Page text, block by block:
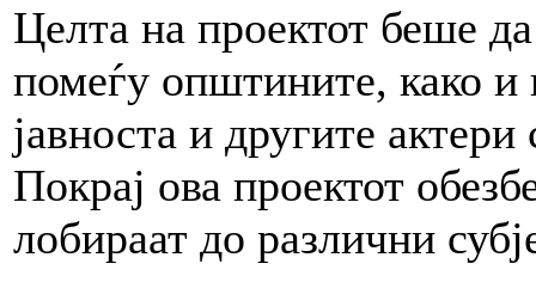
Целта на проектот беше
помеѓу општините, како и
јавноста и другите
Покрај ова проектот
лобираат до различни